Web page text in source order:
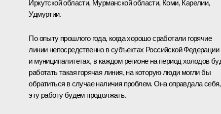
Иркутской области, Мурманской области, Коми, Карелии,
Удмуртии.
По опыту прошлого года, когда хорошо сработали горячие
линии непосредственно в субъектах Российской Федерации
и муниципалитетах, в каждом регионе на период холодов
работать такая горячая линия, на которую люди могли бы
обратиться в случае наличия проблем. Она оправдала себя,
эту работу будем продолжать.